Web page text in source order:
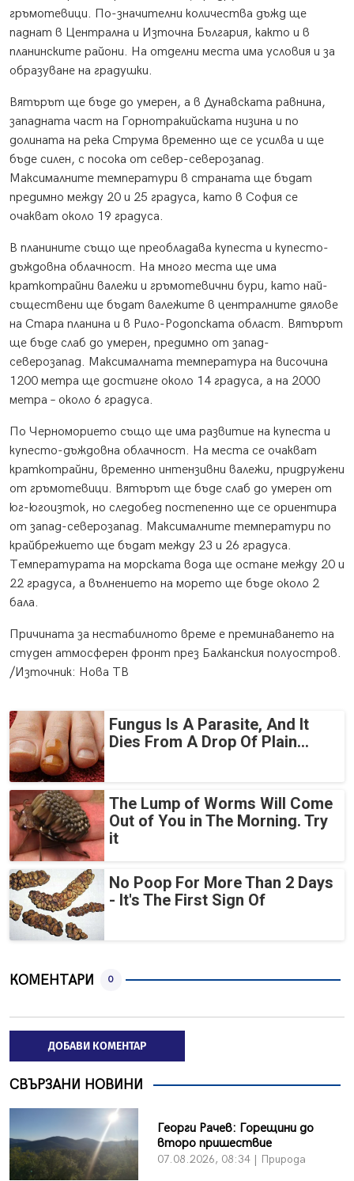
гръмотевици. По-значителни количества дъжд ще
паднат в Централна и Източна България, както и в
планинските райони. На отделни места има условия и за
образуване на градушки.
Вятърът ще бъде до умерен, а в Дунавската равнина,
западната част на Горнотракийската низина и по
долината на река Струма временно ще се усилва и ще
бъде силен, с посока от север-северозапад.
Максималните температури в страната ще бъдат
предимно между 20 и 25 градуса, като в София се
очакват около 19 градуса.
В планините също ще преобладава купеста и купесто-
дъждовна облачност. На много места ще има
краткотрайни валежи и гръмотевични бури, като най-
съществени ще бъдат валежите в централните дялове
на Стара планина и в Рило-Родопската област. Вятърът
ще бъде слаб до умерен, предимно от запад-
северозапад. Максималната температура на височина
1200 метра ще достигне около 14 градуса, а на 2000
метра – около 6 градуса.
По Черноморието също ще има развитие на купеста и
купесто-дъждовна облачност. На места се очакват
краткотрайни, временно интензивни валежи, придружени
от гръмотевици. Вятърът ще бъде слаб до умерен от
юг-югоизток, но следобед постепенно ще се ориентира
от запад-северозапад. Максималните температури по
крайбрежието ще бъдат между 23 и 26 градуса.
Температурата на морската вода ще остане между 20 и
22 градуса, а вълнението на морето ще бъде около 2
бала.
Причината за нестабилното време е преминаването на
студен атмосферен фронт през Балканския полуостров.
/Източник: Нова ТВ
Fungus Is A Parasite, And It
Dies From A Drop Of Plain...
The Lump of Worms Will Come
Out of You in The Morning. Try
it
No Poop For More Than 2 Days
- It's The First Sign Of
КОМЕНТАРИ 0
ДОБАВИ КОМЕНТАР
СВЪРЗАНИ НОВИНИ
Георги Рачев: Горещини до
второ пришествие
07.08.2026, 08:34 | Природа